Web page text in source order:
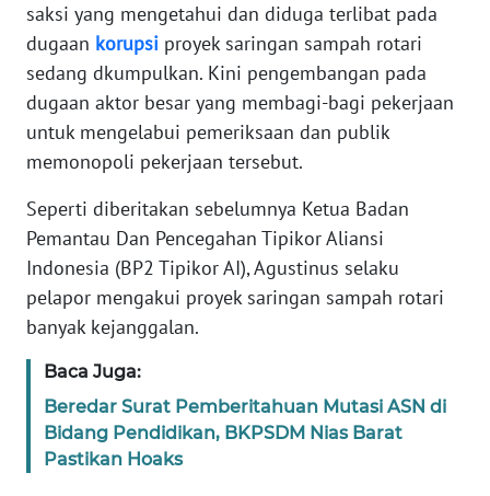
saksi yang mengetahui dan diduga terlibat pada
dugaan korupsi proyek saringan sampah rotari
sedang dkumpulkan. Kini pengembangan pada
dugaan aktor besar yang membagi-bagi pekerjaan
untuk mengelabui pemeriksaan dan publik
memonopoli pekerjaan tersebut.
Seperti diberitakan sebelumnya Ketua Badan
Pemantau Dan Pencegahan Tipikor Aliansi
Indonesia (BP2 Tipikor AI), Agustinus selaku
pelapor mengakui proyek saringan sampah rotari
banyak kejanggalan.
Baca Juga:
Beredar Surat Pemberitahuan Mutasi ASN di
Bidang Pendidikan, BKPSDM Nias Barat
Pastikan Hoaks
JAKARTA
WN
JABAR
BANTEN
WN
NTT
KEPRI
WN
PAPUA